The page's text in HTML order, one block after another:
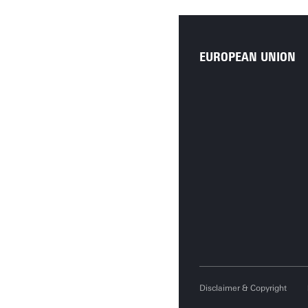
EUROPEAN UNION
Disclaimer & Copyright